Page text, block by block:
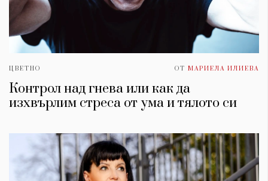
ЦВЕТНО ОТ МАРИЕЛА ИЛИЕВА
Контрол над гнева или как да
изхвърлим стреса от умa и тялото си